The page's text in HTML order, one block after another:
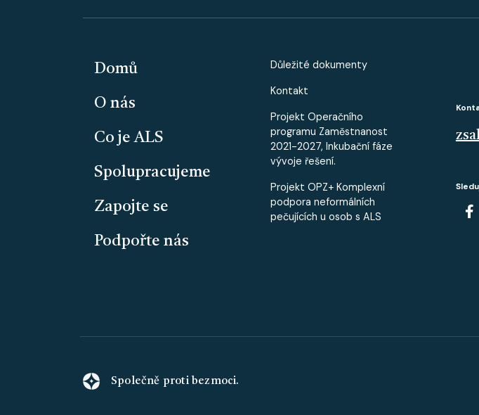
PATIČKA
Domů
O nás
Co je ALS
Spolupracujeme
Zapojte se
Podpořte nás
PATICKA -
Důležité dokumenty
Kontakt
Projekt Operačního
programu Zaměstnanost
2021-2027, Inkubační fáze
vývoje řešení.
Projekt OPZ+ Komplexní
podpora neformálních
pečujících u osob s ALS
Společně proti bezmoci.